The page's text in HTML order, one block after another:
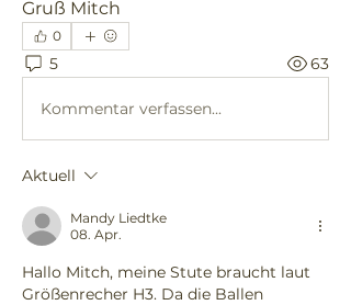
Gruß Mitch
0
5 63
Kommentar verfassen...
Aktuell
Mandy Liedtke
08. Apr.
Hallo Mitch, meine Stute braucht laut
Größenrecher H3. Da die Ballen